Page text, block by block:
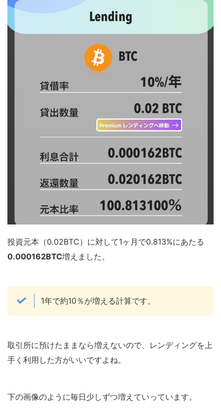
投資元本（0.02BTC）に対して1ヶ月で0.813%にあたる
0.000162BTC増えました。
1年で約10％が増える計算です。
取引所に預けたままなら増えないので、レンディングを上
手く利用した方がいいですよね。
下の画像のように毎日少しずつ増えていっています。